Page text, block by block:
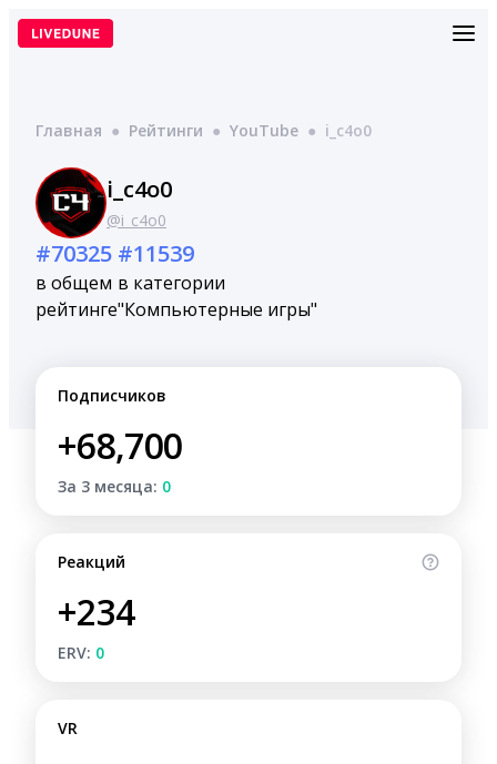
Перейти
Главная ● Рейтинги ● YouTube ● i_c4o0
i_c4o0
@i_c4o0
#70325
в общем
рейтинге
#11539
в категории
"Компьютерные игры"
Подписчиков
+68,700
За 3 месяца: 0
Реакций
+234
ERV: 0
VR